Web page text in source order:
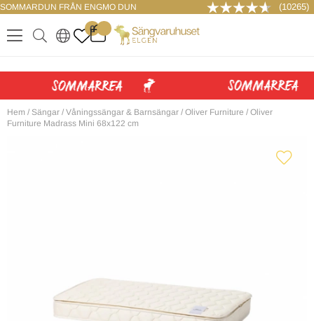
SOMMARDUN FRÅN ENGMO DUN (10265)
.
0
. ..
LOGGA IN
Hem / Sängar / Våningssängar & Barnsängar / Oliver Furniture / Oliver
Furniture Madrass Mini 68x122 cm